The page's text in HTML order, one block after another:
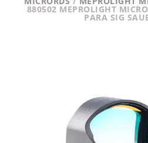
880502 MEPROLIGHT
PARA SIG